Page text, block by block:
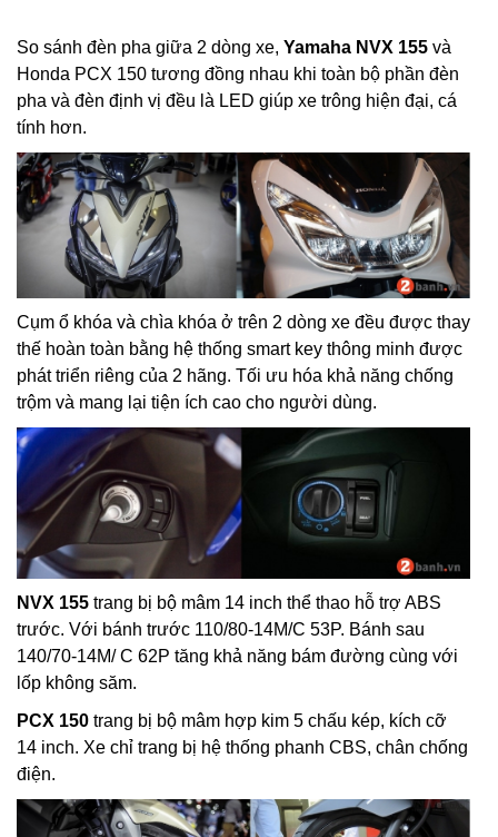
So sánh đèn pha giữa 2 dòng xe, Yamaha NVX 155 và
Honda PCX 150 tương đồng nhau khi toàn bộ phần đèn
pha và đèn định vị đều là LED giúp xe trông hiện đại, cá
tính hơn.
Cụm ổ khóa và chìa khóa ở trên 2 dòng xe đều được thay
thế hoàn toàn bằng hệ thống smart key thông minh được
phát triển riêng của 2 hãng. Tối ưu hóa khả năng chống
trộm và mang lại tiện ích cao cho người dùng.
NVX 155 trang bị bộ mâm 14 inch thể thao hỗ trợ ABS
trước. Với bánh trước 110/80-14M/C 53P. Bánh sau
140/70-14M/ C 62P tăng khả năng bám đường cùng với
lốp không săm.
PCX 150 trang bị bộ mâm hợp kim 5 chấu kép, kích cỡ
14 inch. Xe chỉ trang bị hệ thống phanh CBS, chân chống
điện.